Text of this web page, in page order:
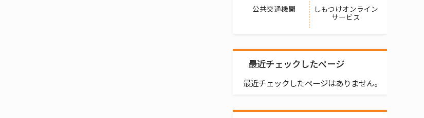
公共交通機関
しもつけオンライン
サービス
最近チェックしたページ
最近チェックしたページはありません。